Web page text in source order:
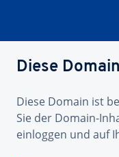
Diese
Diese Domain ist
Sie der Domain-
einloggen und auf